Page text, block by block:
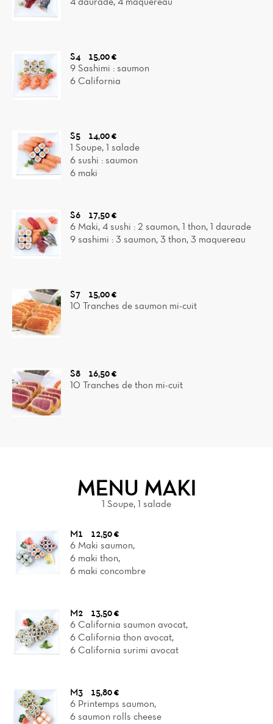
S4
15,00 €
9 Sashimi : saumon
6 California
S5
14,00 €
1 Soupe, 1 salade
6 sushi : saumon
6 maki
S6
17,50 €
6 Maki, 4 sushi : 2 saumon, 1 thon, 1 daurade
9 sashimi : 3 saumon, 3 thon, 3 maquereau
S7
15,00 €
10 Tranches de saumon mi-cuit
S8
16,50 €
10 Tranches de thon mi-cuit
MENU MAKI
1 Soupe, 1 salade
M1
12,50 €
6 Maki saumon,
6 maki thon,
6 maki concombre
M2
13,50 €
6 California saumon avocat,
6 California thon avocat,
6 California surimi avocat
M3
15,80 €
6 Printemps saumon,
6 saumon rolls cheese